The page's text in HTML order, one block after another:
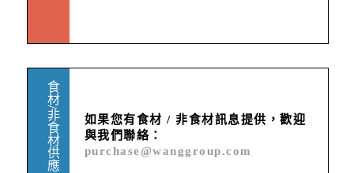
食材/非食材供應
如果您有食材 / 非食材訊息提供，歡迎
與我們聯絡：
purchase@wanggroup.com